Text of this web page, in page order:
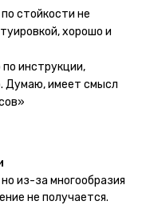
выбор по
Заказывала сразу
до сих пор
или я всё-таки
следовать
от
большую
(например,
отпечататься
так, риски, которые
стойкости не
хорошо и
по инструкции,
Думаю, имеет смысл
из-за многообразия
не получается.